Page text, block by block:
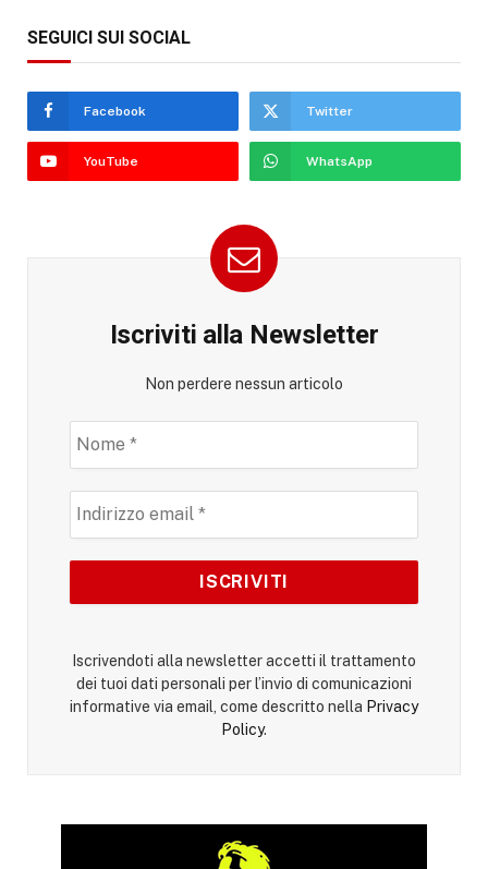
SEGUICI SUI SOCIAL
Facebook Twitter
YouTube WhatsApp
Iscriviti alla Newsletter
Non perdere nessun articolo
Iscrivendoti alla newsletter accetti il trattamento
dei tuoi dati personali per l’invio di comunicazioni
informative via email, come descritto nella Privacy
Policy.